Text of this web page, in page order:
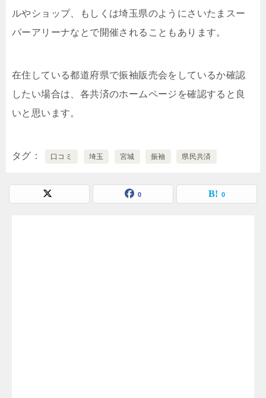
ルやショップ、もしくは埼玉県のようにさいたまスー
パーアリーナなとで開催されることもあります。
在住している都道府県で振袖販売会をしているか確認
したい場合は、各共済のホームページを確認すると良
いと思います。
タグ 口コミ 埼玉 宮城 振袖 県民共済
0 0